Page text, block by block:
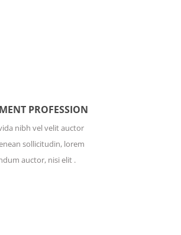
PROFESSION
nibh vel velit auctor
sollicitudin, lorem
auctor, nisi elit .